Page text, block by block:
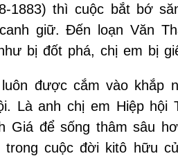
1883) thì cuộc bắt bớ
giữ. Đến loạn Văn
bị đốt phá, chị em bị
được cắm vào
Là anh chị em Hiệp hội
Giá để sống thâm sâu
cuộc đời kitô hữu